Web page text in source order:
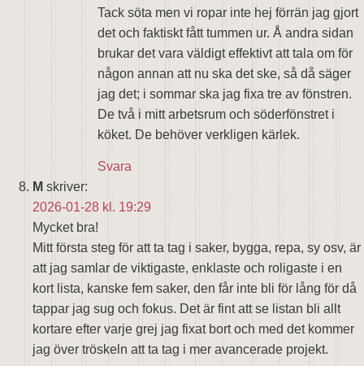
Tack söta men vi ropar inte hej förrän jag gjort
det och faktiskt fått tummen ur. Å andra sidan
brukar det vara väldigt effektivt att tala om för
någon annan att nu ska det ske, så då säger
jag det; i sommar ska jag fixa tre av fönstren.
De två i mitt arbetsrum och söderfönstret i
köket. De behöver verkligen kärlek.
Svara
M skriver:
2026-01-28 kl. 19:29
Mycket bra!
Mitt första steg för att ta tag i saker, bygga, repa, sy osv, är
att jag samlar de viktigaste, enklaste och roligaste i en
kort lista, kanske fem saker, den får inte bli för lång för då
tappar jag sug och fokus. Det är fint att se listan bli allt
kortare efter varje grej jag fixat bort och med det kommer
jag över tröskeln att ta tag i mer avancerade projekt.